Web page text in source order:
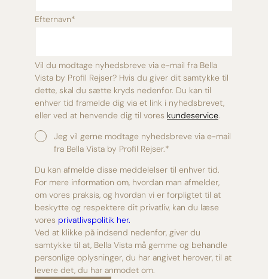
Efternavn*
Vil du modtage nyhedsbreve via e-mail fra Bella
Vista by Profil Rejser? Hvis du giver dit samtykke til
dette, skal du sætte kryds nedenfor. Du kan til
enhver tid framelde dig via et link i nyhedsbrevet,
eller ved at henvende dig til vores kundeservice.
Jeg vil gerne modtage nyhedsbreve via e-mail
fra Bella Vista by Profil Rejser.*
Du kan afmelde disse meddelelser til enhver tid.
For mere information om, hvordan man afmelder,
om vores praksis, og hvordan vi er forpligtet til at
beskytte og respektere dit privatliv, kan du læse
vores privatlivspolitik her.
Ved at klikke på indsend nedenfor, giver du
samtykke til at, Bella Vista må gemme og behandle
personlige oplysninger, du har angivet herover, til at
levere det, du har anmodet om.